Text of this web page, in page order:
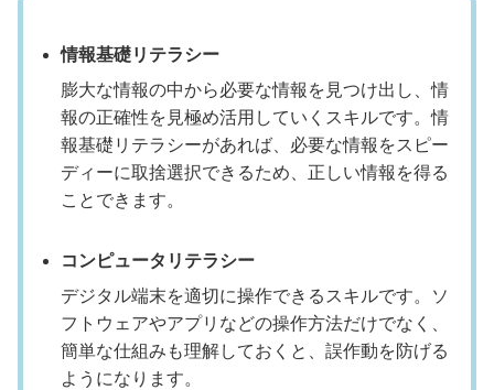
情報基礎リテラシー
膨大な情報の中から必要な情報を見つけ出し、情
報の正確性を見極め活用していくスキルです。情
報基礎リテラシーがあれば、必要な情報をスピー
ディーに取捨選択できるため、正しい情報を得る
ことできます。
コンピュータリテラシー
デジタル端末を適切に操作できるスキルです。ソ
フトウェアやアプリなどの操作方法だけでなく、
簡単な仕組みも理解しておくと、誤作動を防げる
ようになります。